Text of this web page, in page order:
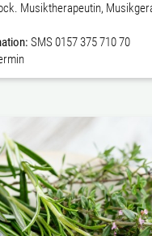
Musiktherapeutin,
SMS 0157 375 710 70